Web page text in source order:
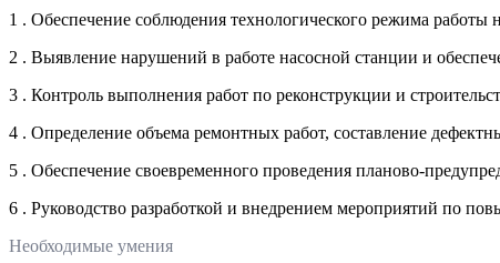
1 . Обеспечение соблюдения технологического режима работы
2 . Выявление нарушений в работе насосной станции и
3 . Контроль выполнения работ по реконструкции и
4 . Определение объема ремонтных работ, составление
5 . Обеспечение своевременного проведения планово-
6 . Руководство разработкой и внедрением мероприятий по
Необходимые умения